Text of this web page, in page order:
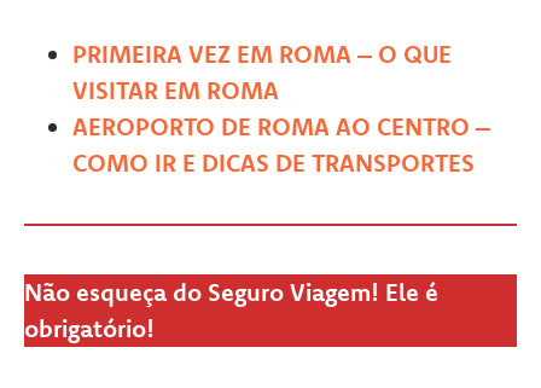
PRIMEIRA VEZ EM ROMA – O QUE
VISITAR EM ROMA
AEROPORTO DE ROMA AO CENTRO –
COMO IR E DICAS DE TRANSPORTES
Não esqueça do Seguro Viagem! Ele é
obrigatório!